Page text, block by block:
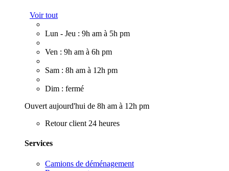
Voir tout
Lun - Jeu : 9h am à 5h pm
Ven : 9h am à 6h pm
Sam : 8h am à 12h pm
Dim : fermé
Ouvert aujourd'hui de 8h am à 12h pm
Retour client 24 heures
Services
Camions de déménagement